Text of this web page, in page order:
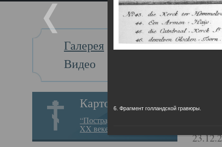
Галерея
Видео
Картотека
“Пострадавшие за веру в
XX веке на Севере”
Главная
6. Фрагмент голландской гравюры.